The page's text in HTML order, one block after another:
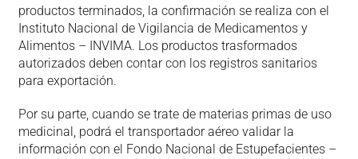
productos terminados, la confirmación se realiza con el
Instituto Nacional de Vigilancia de Medicamentos y
Alimentos – INVIMA. Los productos trasformados
autorizados deben contar con los registros sanitarios
para exportación.
Por su parte, cuando se trate de materias primas de uso
medicinal, podrá el transportador aéreo validar la
información con el Fondo Nacional de Estupefacientes –